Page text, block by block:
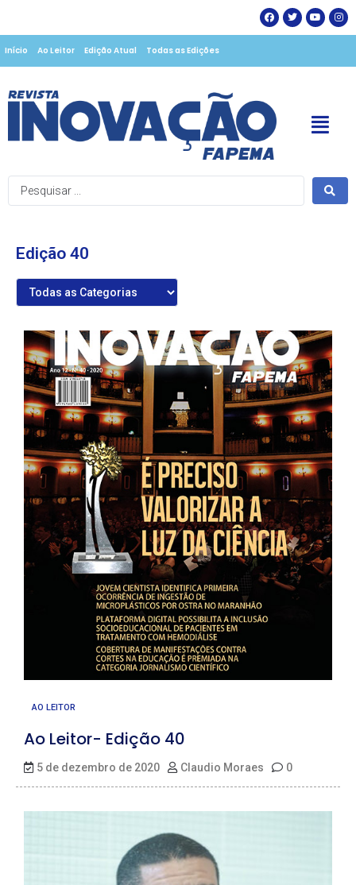
Início Ao Leitor Edição Atual Todas as Edições
Edição 40
AO LEITOR
Ao Leitor- Edição 40
5 de dezembro de 2020 Claudio Moraes 0